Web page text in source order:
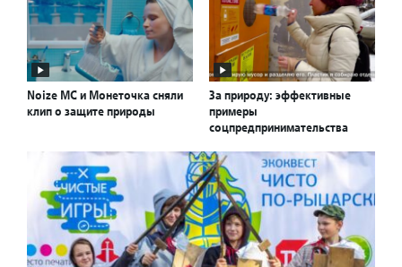
Noize MС и Монеточка cняли
клип о защите природы
За природу: эффективные
примеры
соцпредпринимательства